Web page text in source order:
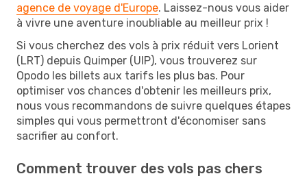
agence de voyage d'Europe. Laissez-nous vous aider
à vivre une aventure inoubliable au meilleur prix !
Si vous cherchez des vols à prix réduit vers Lorient
(LRT) depuis Quimper (UIP), vous trouverez sur
Opodo les billets aux tarifs les plus bas. Pour
optimiser vos chances d'obtenir les meilleurs prix,
nous vous recommandons de suivre quelques étapes
simples qui vous permettront d'économiser sans
sacrifier au confort.
Comment trouver des vols pas chers